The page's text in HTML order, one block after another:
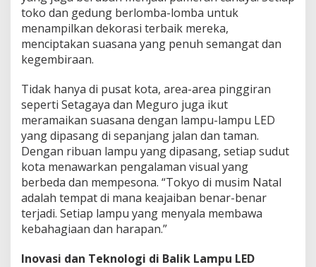
toko dan gedung berlomba-lomba untuk
menampilkan dekorasi terbaik mereka,
menciptakan suasana yang penuh semangat dan
kegembiraan.
Tidak hanya di pusat kota, area-area pinggiran
seperti Setagaya dan Meguro juga ikut
meramaikan suasana dengan lampu-lampu LED
yang dipasang di sepanjang jalan dan taman.
Dengan ribuan lampu yang dipasang, setiap sudut
kota menawarkan pengalaman visual yang
berbeda dan mempesona. “Tokyo di musim Natal
adalah tempat di mana keajaiban benar-benar
terjadi. Setiap lampu yang menyala membawa
kebahagiaan dan harapan.”
Inovasi dan Teknologi di Balik Lampu LED